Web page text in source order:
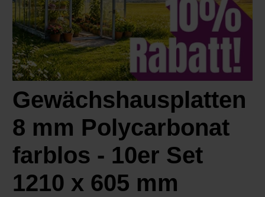
Gewächshausplatten
8 mm Polycarbonat
farblos - 10er Set
1210 x 605 mm